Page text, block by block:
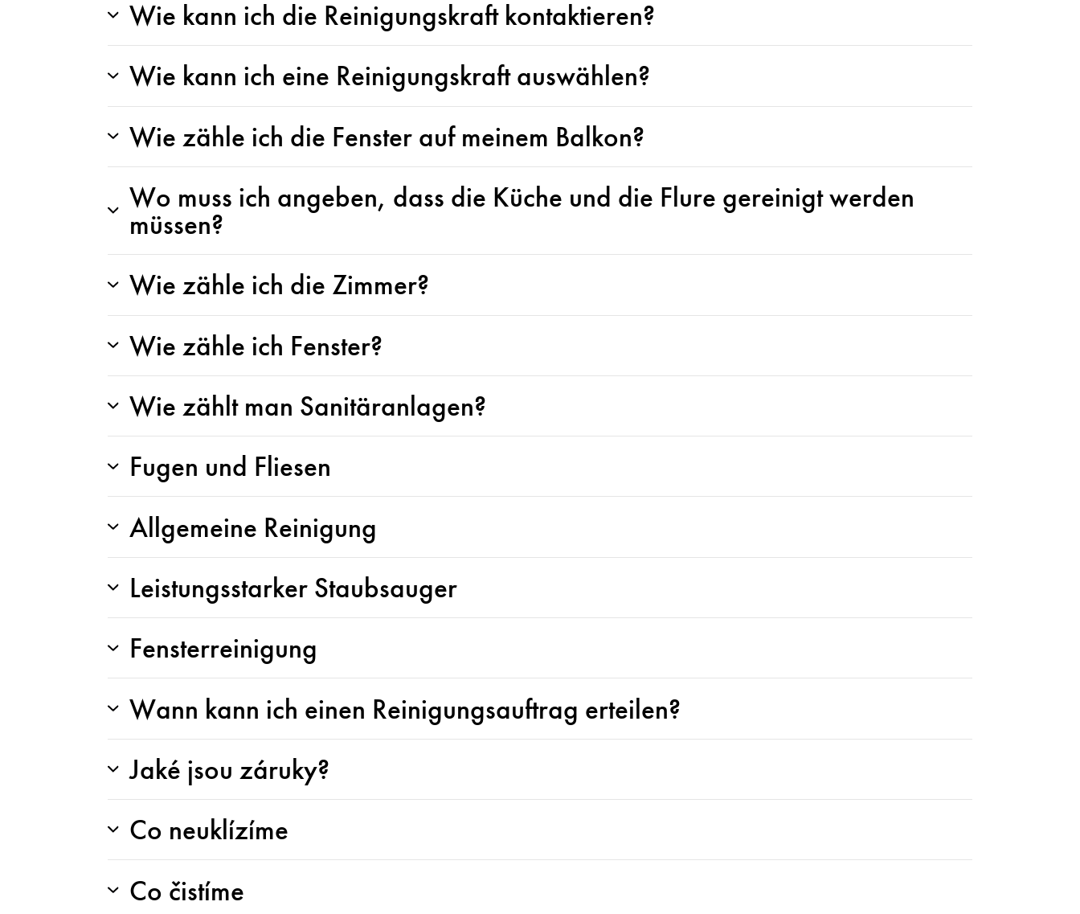
Wie kann ich die Reinigungskraft kontaktieren?
Wie kann ich eine Reinigungskraft auswählen?
Wie zähle ich die Fenster auf meinem Balkon?
Wo muss ich angeben, dass die Küche und die Flure gereinigt werden
müssen?
Wie zähle ich die Zimmer?
Wie zähle ich Fenster?
Wie zählt man Sanitäranlagen?
Fugen und Fliesen
Allgemeine Reinigung
Leistungsstarker Staubsauger
Fensterreinigung
Wann kann ich einen Reinigungsauftrag erteilen?
Jaké jsou záruky?
Co neuklízíme
Co čistíme